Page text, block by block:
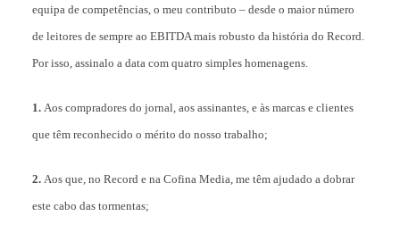
equipa de competências, o meu contributo – desde o maior número
de leitores de sempre ao EBITDA mais robusto da história do Record.
Por isso, assinalo a data com quatro simples homenagens.
1.Aos compradores do jornal, aos assinantes, e às marcas e clientes
que têm reconhecido o mérito do nosso trabalho;
2. Aos que, no Record e na Cofina Media, me têm ajudado a dobrar
este cabo das tormentas;